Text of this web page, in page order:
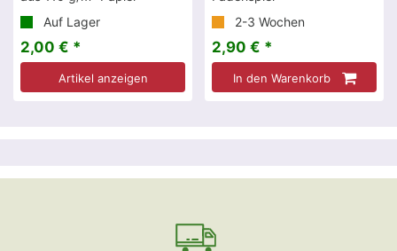
Auf Lager
2,00 € *
Artikel anzeigen
2-3 Wochen
2,90 € *
In den Warenkorb